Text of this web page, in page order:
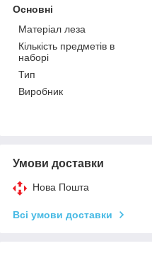
Основні
Матеріал леза
Кількість предметів в
наборі
Тип
Виробник
Умови доставки
Нова Пошта
Всі умови доставки